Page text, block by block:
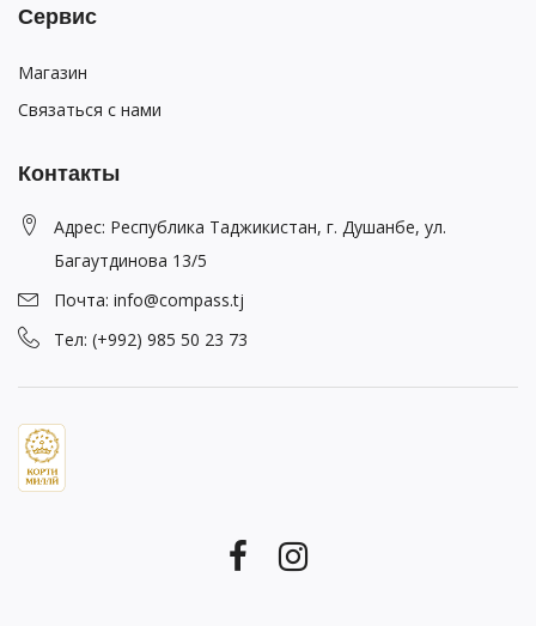
Сервис
Магазин
Связаться с нами
Контакты
Адрес: Республика Таджикистан, г. Душанбе, ул.
Багаутдинова 13/5
Почта: info@compass.tj
Тел: (+992) 985 50 23 73